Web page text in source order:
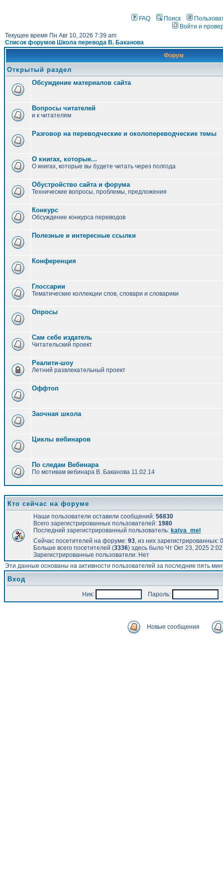
FAQ Поиск
Войти и
Текущее время Пн Авг 10, 2026 7:39 am
Список форумов Школа перевода В. Баканова
Форум
Открытый раздел
Обсуждение материалов сайта
Вопросы читателей
и к читателям
Разговор на переводческие и околопереводческие темы
О книгах, которые...
О книгах, которые вы будете читать через полгода
Обустройство сайта и форума
Технические вопросы, проблемы, предложения
Конкурс
Обсуждение конкурса переводов
Полезные и интересные ссылки
Конференция
Глоссарии
Тематические коллекции слов, словари и словарики
Опросы
Сам себе издатель
Читательский проект
Реалити-шоу
Летний развлекательный проект
Оффтоп
Заочная школа
Циклы вебинаров
По следам Вебинара
По мотивам вебинара В. Баканова 11.02.14
Кто сейчас на форуме
Наши пользователи оставили сообщений: 56830
Всего зарегистрированных пользователей: 1980
Последний зарегистрированный пользователь: katya_mel
Сейчас посетителей на форуме: 93, из них
Больше всего посетителей (3336) здесь было Чт Окт 23, 2025
Зарегистрированные пользователи: Нет
Эти данные основаны на активности пользователей за последние пять
Вход
Ник: Пароль:
Новые сообщения